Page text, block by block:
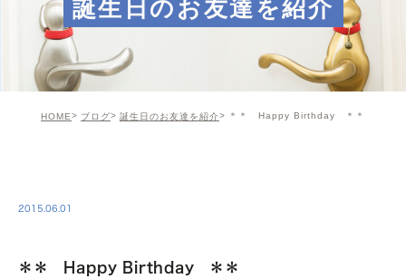
誕生日のお友達を紹介
HOME ブログ 誕生日のお友達を紹介 ＊＊ Happy Birthday ＊＊
2015.06.01
＊＊ Happy Birthday ＊＊